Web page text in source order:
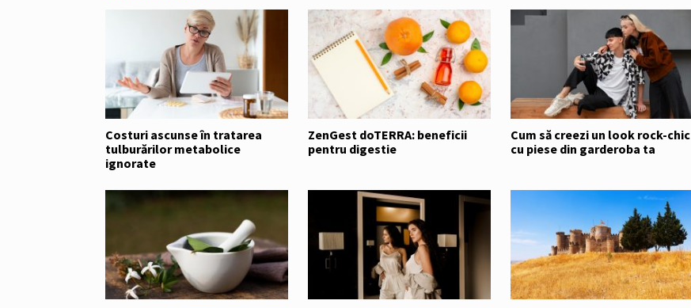
Costuri ascunse în tratarea
tulburărilor metabolice
ignorate
ZenGest doTERRA: beneficii
pentru digestie
Cum să creezi un look rock-chic
cu piese din garderoba ta